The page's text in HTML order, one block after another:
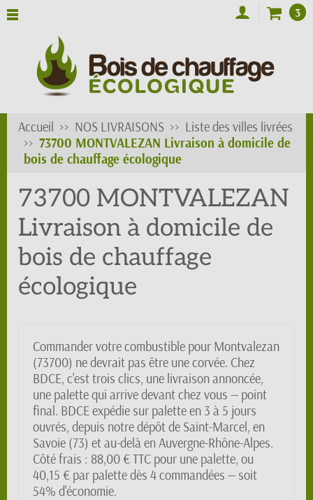
3
Accueil NOS LIVRAISONS
Liste des villes livrées
73700 MONTVALEZAN Livraison à domicile de
bois de chauffage écologique
73700 MONTVALEZAN
Livraison à domicile de
bois de chauffage
écologique
Commander votre combustible pour Montvalezan
(73700) ne devrait pas être une corvée. Chez
BDCE, c'est trois clics, une livraison annoncée,
une palette qui arrive devant chez vous — point
final. BDCE expédie sur palette en 3 à 5 jours
ouvrés, depuis notre dépôt de Saint-Marcel, en
Savoie (73) et au-delà en Auvergne-Rhône-Alpes.
Côté frais : 88,00 € TTC pour une palette, ou
40,15 € par palette dès 4 commandées — soit
54% d'économie.